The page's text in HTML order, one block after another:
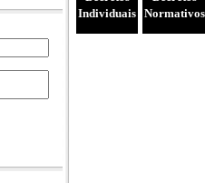
Individuais Normativos